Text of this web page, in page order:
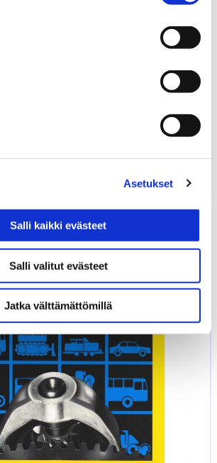
Asetukset
Salli kaikki evästeet
Salli valitut evästeet
Jatka välttämättömillä